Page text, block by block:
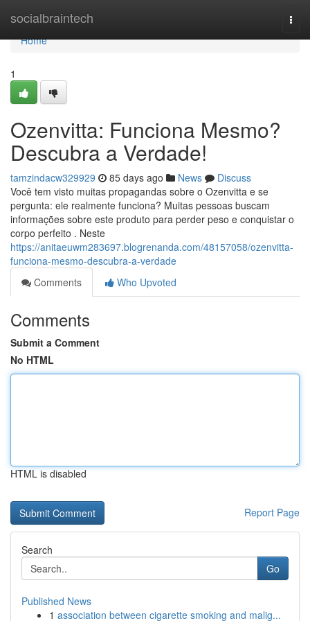
socialbraintech
Home
Home
1
Ozenvitta: Funciona Mesmo?
Descubra a Verdade!
tamzindacw329929 85 days ago News
Discuss
Você tem visto muitas propagandas sobre o Ozenvitta e se
pergunta: ele realmente funciona? Muitas pessoas buscam
informações sobre este produto para perder peso e conquistar o
corpo perfeito . Neste
https://anitaeuwm283697.blogrenanda.com/48157058/ozenvitta-
funciona-mesmo-descubra-a-verdade
Comments
Who Upvoted
Comments
Submit a Comment
No HTML
HTML is disabled
Report Page
Search
Go
Published News
1 association between cigarette smoking and malig...